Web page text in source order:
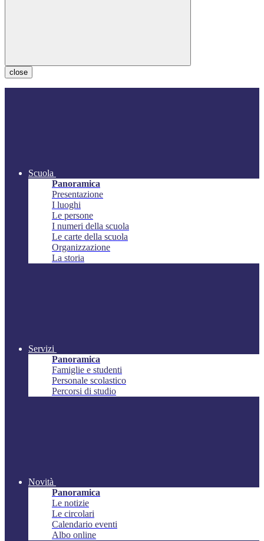
close
Scuola
Panoramica
Presentazione
I luoghi
Le persone
I numeri della scuola
Le carte della scuola
Organizzazione
La storia
Servizi
Panoramica
Famiglie e studenti
Personale scolastico
Percorsi di studio
Novità
Panoramica
Le notizie
Le circolari
Calendario eventi
Albo online